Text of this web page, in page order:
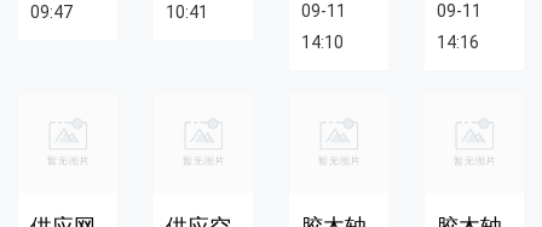
09:47
10:41
09-11
14:10
09-11
14:16